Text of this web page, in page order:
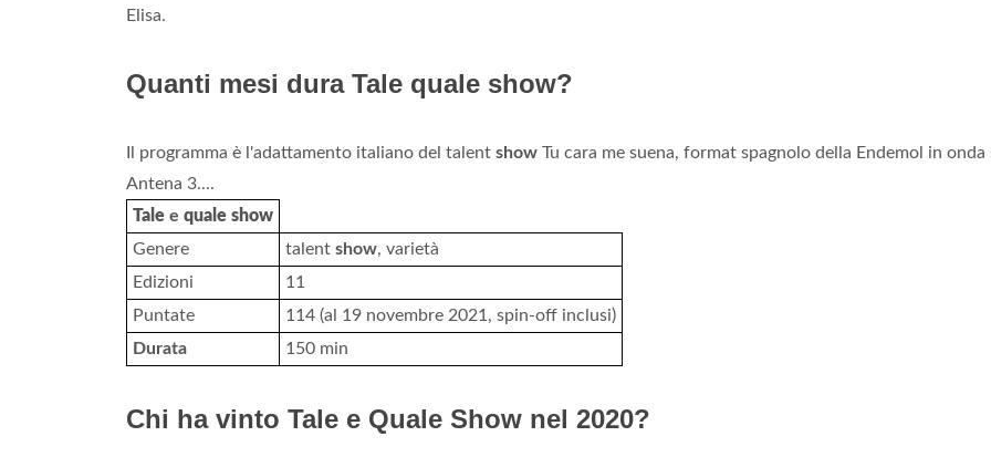
Elisa.
Quanti mesi dura Tale quale show?
Il programma è l'adattamento italiano del talent show Tu cara me suena, format spagnolo della Endemol in onda
Antena 3....
Tale e quale show
Genere
talent show, varietà
Edizioni
11
Puntate
114 (al 19 novembre 2021, spin-off inclusi)
Durata
150 min
Chi ha vinto Tale e Quale Show nel 2020?